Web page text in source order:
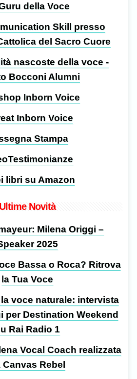
della Voce
Skill presso
del Sacro Cuore
nascoste della voce -
Bocconi Alumni
Inborn Voice
Inborn Voice
Stampa
libri su Amazon
Ultime Novità
Milena Origgi –
2025
Bassa o Roca? Ritrova
la Tua Voce
voce naturale: intervista
per Destination Weekend
Rai Radio 1
Vocal Coach realizzata
Canvas Rebel